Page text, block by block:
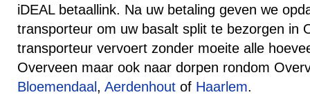
iDEAL betaallink. Na uw betaling geven we
transporteur om uw basalt split te bezorgen in
transporteur vervoert zonder moeite alle
Overveen maar ook naar dorpen rondom
Bloemendaal , Aerdenhout of Haarlem.